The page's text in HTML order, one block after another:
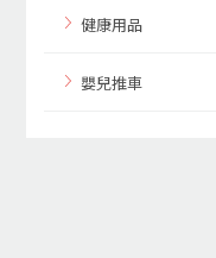
健康用品
嬰兒推車